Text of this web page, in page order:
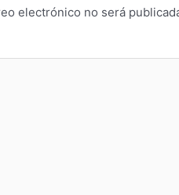
electrónico no será